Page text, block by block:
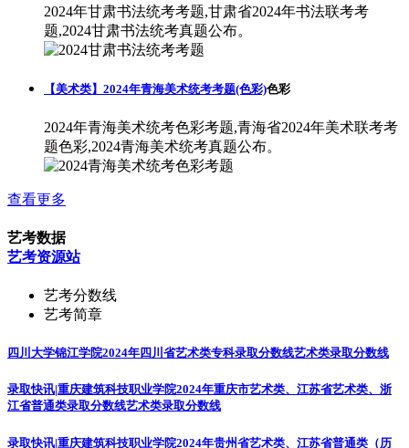
2024年甘肃书法统考考题,甘肃省2024年书法联考考
题,2024甘肃书法统考真题公布。
【美术类】2024年青海美术统考考题(色彩)色彩
2024年青海美术统考色彩考题,青海省2024年美术联考考
题色彩,2024青海美术统考真题公布。
查看更多
艺考数据
艺考资源站
艺考分数线
艺考简章
四川大学锦江学院2024年四川省艺术类专科录取分数线艺术类录取分数线
录取快讯|重庆建筑科技职业学院2024年重庆市艺术类、江苏省艺术类、浙
江省普通类录取分数线艺术类录取分数线
录取快讯|重庆建筑科技职业学院2024年贵州省艺术类、江苏省普通类（历